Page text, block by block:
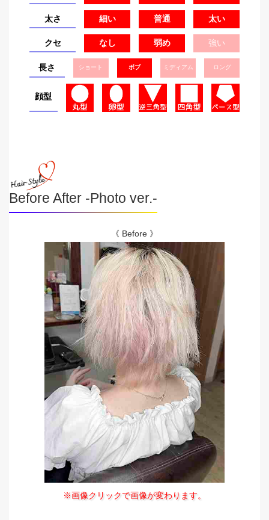
太さ 細い 普通 太い
クセ なし 弱め 強い
長さ ショート ボブ ミディアム ロング
顔型
Before After -Photo ver.-
《 Before 》
※画像クリックで画像が変わります。